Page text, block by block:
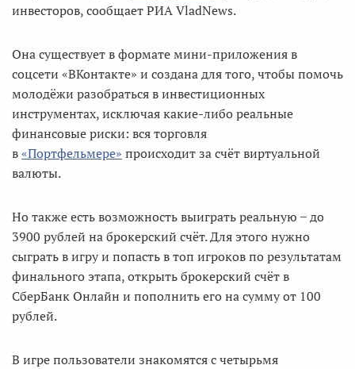
инвесторов, сообщает РИА VladNews.
Она существует в формате мини-приложения в
соцсети «ВКонтакте» и создана для того, чтобы помочь
молодёжи разобраться в инвестиционных
инструментах, исключая какие-либо реальные
финансовые риски: вся торговля
в«Портфельмере» происходит за счёт виртуальной
валюты.
Но также есть возможность выиграть реальную ̶ до
3900 рублей на брокерский счёт. Для этого нужно
сыграть в игру и попасть в топ игроков по результатам
финального этапа, открыть брокерский счёт в
СберБанк Онлайн и пополнить его на сумму от 100
рублей.
В игре пользователи знакомятся с четырьмя